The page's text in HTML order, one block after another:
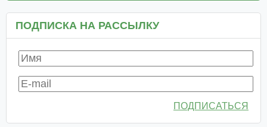
ПОДПИСКА НА РАССЫЛКУ
ПОДПИСАТЬСЯ